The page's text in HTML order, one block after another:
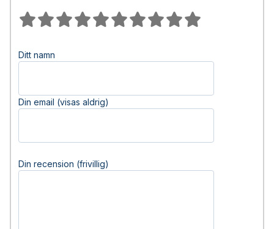
Ditt namn
Din email (visas aldrig)
Din recension (frivillig)